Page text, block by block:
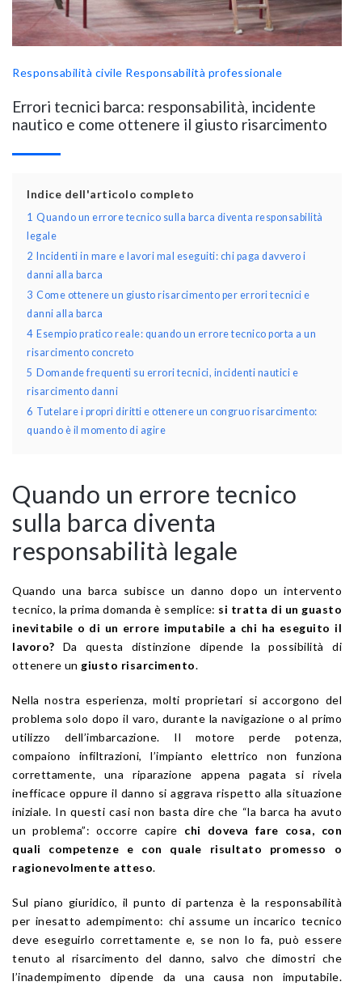
Responsabilità civile Responsabilità professionale
Errori tecnici barca: responsabilità, incidente
nautico e come ottenere il giusto risarcimento
Indice dell'articolo completo
1 Quando un errore tecnico sulla barca diventa responsabilità
legale
2 Incidenti in mare e lavori mal eseguiti: chi paga davvero i
danni alla barca
3 Come ottenere un giusto risarcimento per errori tecnici e
danni alla barca
4 Esempio pratico reale: quando un errore tecnico porta a un
risarcimento concreto
5 Domande frequenti su errori tecnici, incidenti nautici e
risarcimento danni
6 Tutelare i propri diritti e ottenere un congruo risarcimento:
quando è il momento di agire
Quando un errore tecnico
sulla barca diventa
responsabilità legale
Quando una barca subisce un danno dopo un intervento
tecnico, la prima domanda è semplice: si tratta di un guasto
inevitabile o di un errore imputabile a chi ha eseguito il
lavoro? Da questa distinzione dipende la possibilità di
ottenere un giusto risarcimento.
Nella nostra esperienza, molti proprietari si accorgono del
problema solo dopo il varo, durante la navigazione o al primo
utilizzo dell’imbarcazione. Il motore perde potenza,
compaiono infiltrazioni, l’impianto elettrico non funziona
correttamente, una riparazione appena pagata si rivela
inefficace oppure il danno si aggrava rispetto alla situazione
iniziale. In questi casi non basta dire che “la barca ha avuto
un problema”: occorre capire chi doveva fare cosa, con
quali competenze e con quale risultato promesso o
ragionevolmente atteso.
Sul piano giuridico, il punto di partenza è la responsabilità
per inesatto adempimento: chi assume un incarico tecnico
deve eseguirlo correttamente e, se non lo fa, può essere
tenuto al risarcimento del danno, salvo che dimostri che
l’inadempimento dipende da una causa non imputabile.